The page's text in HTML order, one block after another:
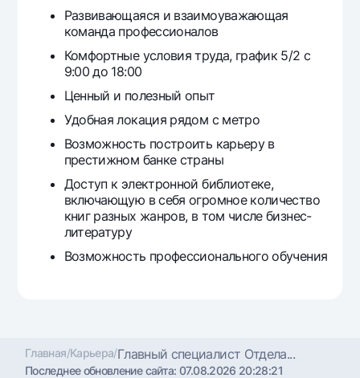
Развивающаяся и взаимоуважающая
команда профессионалов
Комфортные условия труда, график 5/2 с
9:00 до 18:00
Ценный и полезный опыт
Удобная локация рядом с метро
Возможность построить карьеру в
престижном банке страны
Доступ к электронной библиотеке,
включающую в себя огромное количество
книг разных жанров, в том числе бизнес-
литературу
Возможность профессионального обучения
Главная/Карьера/Главный специалист Отдела...
Последнее обновление сайта:07.08.2026 20:28:21